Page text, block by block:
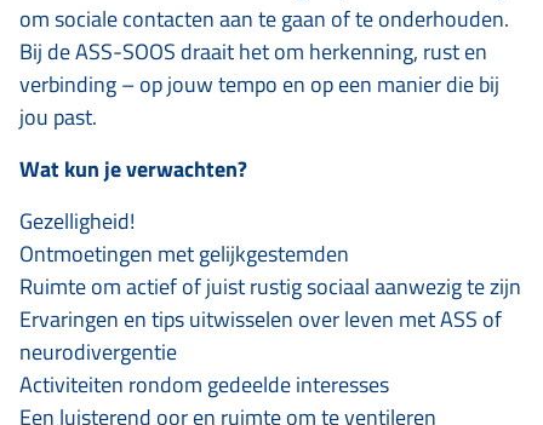
om sociale contacten aan te gaan of te onderhouden.
Bij de ASS-SOOS draait het om herkenning, rust en
verbinding – op jouw tempo en op een manier die bij
jou past.
Wat kun je verwachten?
Gezelligheid!
Ontmoetingen met gelijkgestemden
Ruimte om actief of juist rustig sociaal aanwezig te zijn
Ervaringen en tips uitwisselen over leven met ASS of
neurodivergentie
Activiteiten rondom gedeelde interesses
Een luisterend oor en ruimte om te ventileren